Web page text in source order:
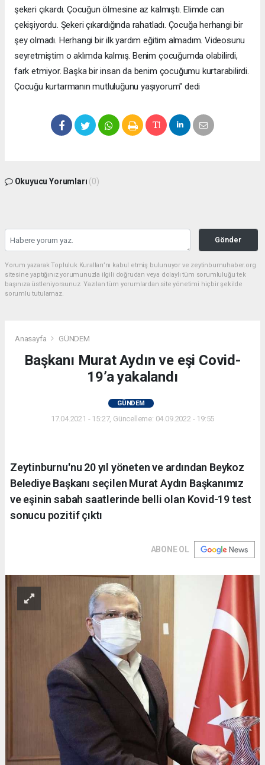
şekeri çıkardı. Çocuğun ölmesine az kalmıştı. Elimde can
çekişiyordu. Şekeri çıkardığında rahatladı. Çocuğa herhangi bir
şey olmadı. Herhangi bir ilk yardım eğitim almadım. Videosunu
seyretmiştim o aklımda kalmış. Benim çocuğumda olabilirdi,
fark etmiyor. Başka bir insan da benim çocuğumu kurtarabilirdi.
Çocuğu kurtarmanın mutluluğunu yaşıyorum" dedi
Okuyucu Yorumları (0)
Gönder
Yorum yazarak Topluluk Kuralları’nı kabul etmiş bulunuyor ve zeytinburnuhaber.org
sitesine yaptığınız yorumunuzla ilgili doğrudan veya dolaylı tüm sorumluluğu tek
başınıza üstleniyorsunuz. Yazılan tüm yorumlardan site yönetimi hiçbir şekilde
sorumlu tutulamaz.
Anasayfa GÜNDEM
Başkanı Murat Aydın ve eşi Covid-
19’a yakalandı
GÜNDEM
17.04.2021 - 15:27, Güncelleme: 04.09.2022 - 19:55
Zeytinburnu'nu 20 yıl yöneten ve ardından Beykoz
Belediye Başkanı seçilen Murat Aydın Başkanımız
ve eşinin sabah saatlerinde belli olan Kovid-19 test
sonucu pozitif çıktı
ABONE OL